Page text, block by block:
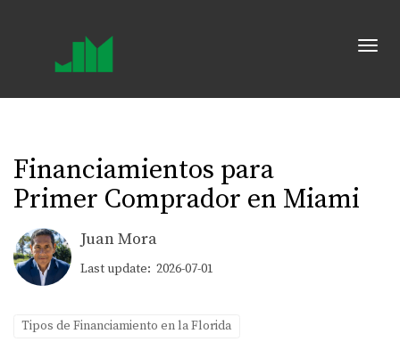
Financiamientos para
Primer Comprador en Miami
Juan Mora
Last update: 2026-07-01
Tipos de Financiamiento en la Florida